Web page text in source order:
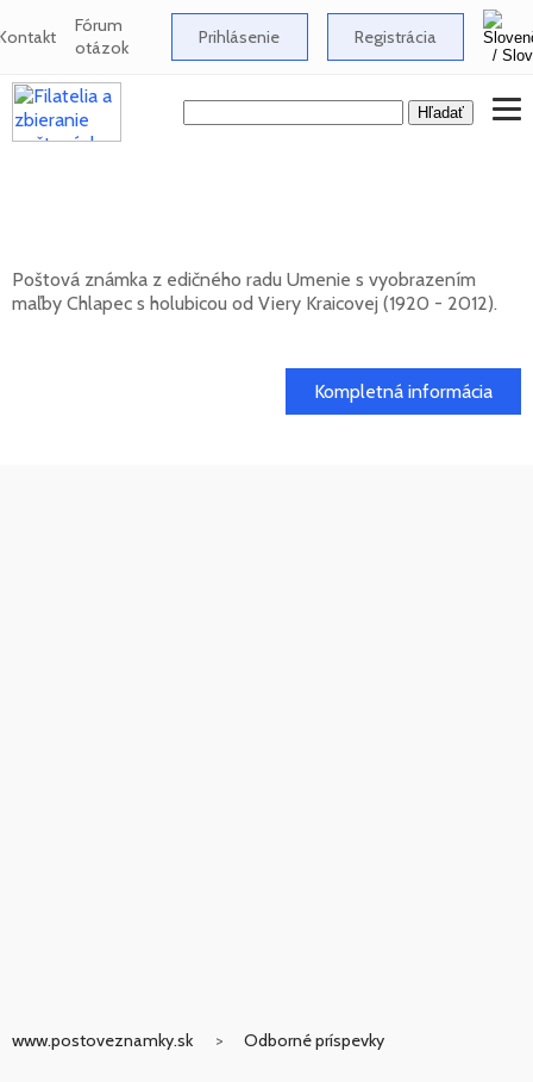
Fórum
otázok Prihlásenie Registrácia
Poštová známka z edičného radu Umenie s vyobrazením
maľby Chlapec s holubicou od Viery Kraicovej (1920 - 2012).
Kompletná informácia
www.postoveznamky.sk Odborné príspevky